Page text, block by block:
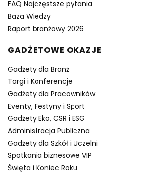
FAQ Najczęstsze pytania
Baza Wiedzy
Raport branżowy 2026
GADŻETOWE OKAZJE
Gadżety dla Branż
Targi i Konferencje
Gadżety dla Pracowników
Eventy, Festyny i Sport
Gadżety Eko, CSR i ESG
Administracja Publiczna
Gadżety dla Szkół i Uczelni
Spotkania biznesowe VIP
Święta i Koniec Roku